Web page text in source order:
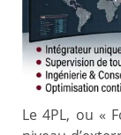
Le 4PL, ou «